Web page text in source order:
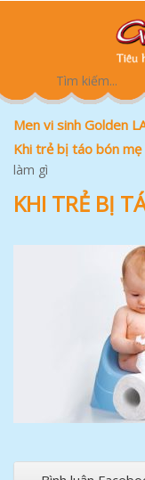
Men vi sinh Golden
Khi trẻ bị táo bón mẹ
làm gì
KHI TRẺ BỊ